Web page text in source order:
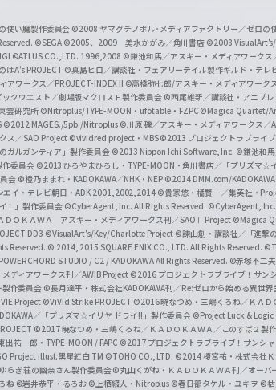
b
e
O
f
f
i
c
i
a
l
C
h
a
n
n
e
使い魔製作委員会 ©2008 ヤマグチノボル･メディアファクトリー／ゼロの
©SEGA ©2005、2009 美水かがみ／角川書店 ©2008
©ATLUS CO.,LTD. 1996,2008 ©鎌池和馬／アスキー・メディアワークス
はA's PROJECT ©真島ヒロ／講談社・フェアリーテイル製作ギルド・テレ
アワークス／PROJECT-INDEX II ©高橋弥七郎/アスキー・メディアワーク
クウエスト／劇場版マクロスＦ製作委員会 ©西尾維新／講談社・アニプ
雲研究所 ©Nitroplus/TYPE-MOON・ufotable・FZPC ©Magica Quartet/
©2012 MAGES./5pb./Nitroplus ©川原 礫／アスキー・メディアワークス／
ス／SAO Project ©vividred project・MBS ©2013 プロジェクトラブライブ
ガルガンティア」製作委員会 ©2013 Nippon Ichi Software, Inc. ©鎌池和馬
委員会 ©2013 ひろやまひろし・TYPE-MOON・角川書店／「プリズマ☆
会 ©橙乃ままれ・KADOKAWA／NHK・NEP ©2014 DMM.com/
イ・テレビ朝日・ADK 2001,2002,2014 ©貴家悠・橘賢一／集英社・
！」製作委員会 ©CyberAgent, Inc. All Rights Reserved. ©CyberAgent,
ＤＯＫＡＷＡ アスキー・メディアワークス刊／SAOⅡ Project ©Magica
DD3 ©VisualArt's/Key/Charlotte Project ©諫山創・講談社／「進撃
Reserved. © 2014, 2015 SQUARE ENIX CO., LTD. All Rights Reserved.
STUDIO / C2 / KADOKAWA All Rights Reserved. ©赤塚不二
ディアワークス刊／AWIB Project ©2016 プロジェクトラブライブ！サン
作委員会 ©長月達平・株式会社KADOKAWA刊／Re:ゼロから始める異世
Project ©ViVid Strike PROJECT ©2016 暁なつめ・三嶋くろね／ＫＡＤ
／「プリズマ☆イリヤ ドライ!!」製作委員会 ©Project Luck & Logic
©2017 暁なつめ・三嶋くろね／ＫＡＤＯＫＡＷＡ／このすば２製
出祐一郎・TYPE-MOON / FAPC ©2017 プロジェクトラブライブ！サンシ
Project illust.黒星紅白 TM ©TOHO CO., LTD. ©2014 榎宮祐・株式会社
らぎ荘の幽奈さん製作委員会©丸山くがね・ＫＡＤＯＫＡＷＡ刊／オーバ
ね ©岩井恭平・るろお ©上栖綴人・Nitroplus ©春日部タケル・ユキヲ ©枯